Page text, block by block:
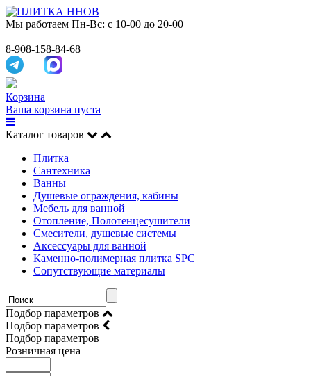
Мы работаем Пн-Вс: с 10-00 до 20-00
8-908-158-84-68
Корзина
Ваша корзина пуста
Каталог товаров
Плитка
Сантехника
Ванны
Душевые ограждения, кабины
Мебель для ванной
Отопление, Полотенцесушители
Смесители, душевые системы
Аксессуары для ванной
Каменно-полимерная плитка SPC
Сопутствующие материалы
Подбор параметров
Подбор параметров
Подбор параметров
Розничная цена